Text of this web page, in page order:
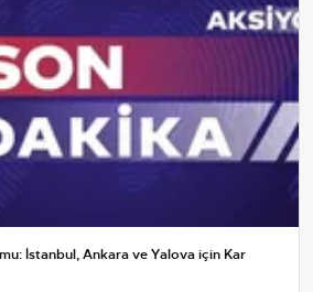
İstanbul, Ankara ve Yalova için Kar